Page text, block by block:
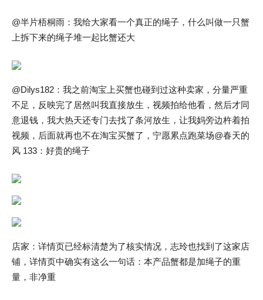
@半片梧桐雨：我给大家看一个真正的绳子，什么叫做一只蟹
上拆下来的绳子堆一起比蟹还大
@Dilys182：我之前淘宝上买蟹也碰到过这种卖家，分量严重
不足，反映完了居然叫我直接放生，视频拍给他看，然后才同
意退钱，我大热天还专门去找了条河放生，让我妈旁边杵着拍
视频，后面就再也不在淘宝买蟹了，宁愿累点跑菜场@春天的
风 133：好贵的绳子
店家：详情页已经标清楚为了核实情况，志玲也找到了这家店
铺，详情页中确实有这么一句话：本产品蟹都是加绳子的重
量，非净重